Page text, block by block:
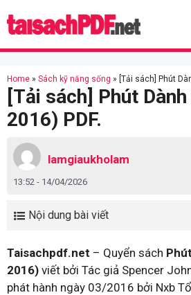
to
Home » Sách kỹ năng sống » [Tải sách] Phút
[Tải sách] Phút
2016) PDF.
lamgiaukholam
13:52 - 14/04/2026
Nội dung bài viết
Taisachpdf.net – Quyển sách
2016) viết bởi Tác giả Spencer
phát hành ngày 03/2016 bởi Nxb